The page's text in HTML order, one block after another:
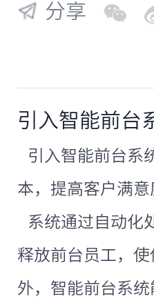
分享
引入智能前台
引入智能前台系
本，提高客户满意
系统通过自动化
释放前台员工，
外，智能前台系